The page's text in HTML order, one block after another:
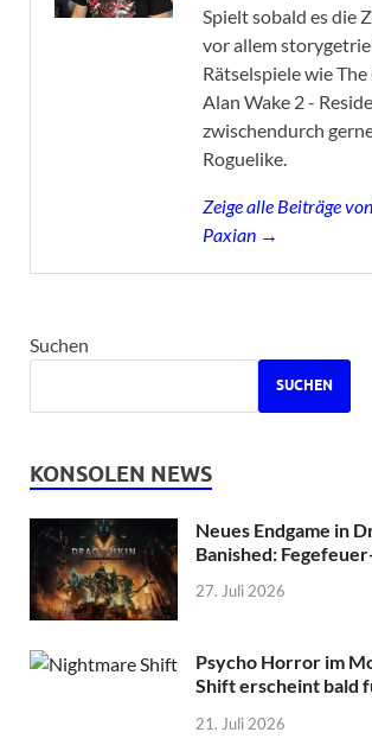
Spielt sobald es die
vor allem
Rätselspiele wie
Alan Wake 2 -
zwischendurch
Roguelike.
Zeige alle Beiträge
Paxian →
Suchen
SUCHEN
KONSOLEN NEWS
Neues Endgame in
Banished:
27. Juli 2026
Psycho Horror im
Shift erscheint bald
21. Juli 2026